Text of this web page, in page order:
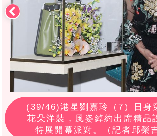
(39/46)港星劉嘉玲（7）日身
花朵洋裝，風姿綽約出席精品
特展開幕派對。（記者邱榮